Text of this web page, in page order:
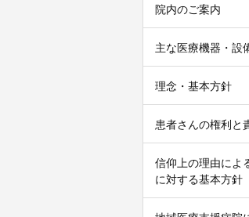
院内のご案内
主な医療機器・設
理念・基本方針
患者さんの権利と
信仰上の理由によ
に対する基本方針